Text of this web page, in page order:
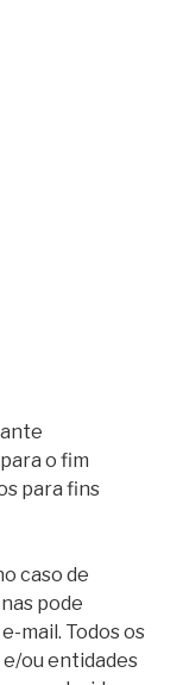
o fim
para fins
caso de
pode
mail. Todos os
e/ou entidades